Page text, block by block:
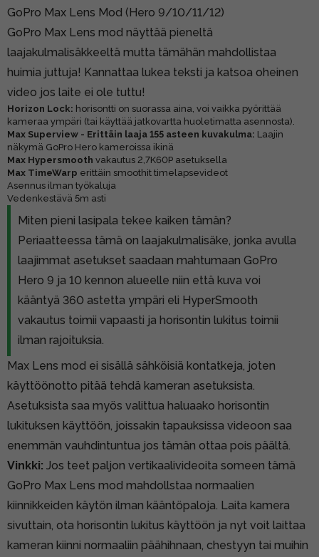
GoPro Max Lens Mod (Hero 9/10/11/12)
GoPro Max Lens mod näyttää pieneltä
laajakulmalisäkkeeltä mutta tämähän mahdollistaa
huimia juttuja! Kannattaa lukea teksti ja katsoa oheinen
video jos laite ei ole tuttu!
Horizon Lock: horisontti on suorassa aina, voi vaikka pyörittää
kameraa ympäri (tai käyttää jatkovartta huoletimatta asennosta).
Max Superview - Erittäin laaja 155 asteen kuvakulma: Laajin
näkymä GoPro Hero kameroissa ikinä
Max Hypersmooth vakautus 2,7K60P asetuksella
Max TimeWarp erittäin smoothit timelapsevideot
Asennus ilman työkaluja
Vedenkestävä 5m asti
Miten pieni lasipala tekee kaiken tämän?
Periaatteessa tämä on laajakulmalisäke, jonka avulla
laajimmat asetukset saadaan mahtumaan GoPro
Hero 9 ja 10 kennon alueelle niin että kuva voi
kääntyä 360 astetta ympäri eli HyperSmooth
vakautus toimii vapaasti ja horisontin lukitus toimii
ilman rajoituksia.
Max Lens mod ei sisällä sähköisiä kontatkeja, joten
käyttöönotto pitää tehdä kameran asetuksista.
Asetuksista saa myös valittua haluaako horisontin
lukituksen käyttöön, joissakin tapauksissa videoon saa
enemmän vauhdintuntua jos tämän ottaa pois päältä.
Vinkki: Jos teet paljon vertikaalivideoita someen tämä
GoPro Max Lens mod mahdollstaa normaalien
kiinnikkeiden käytön ilman kääntöpaloja. Laita kamera
sivuttain, ota horisontin lukitus käyttöön ja nyt voit laittaa
kameran kiinni normaaliin päähihnaan, chestyyn tai muihin